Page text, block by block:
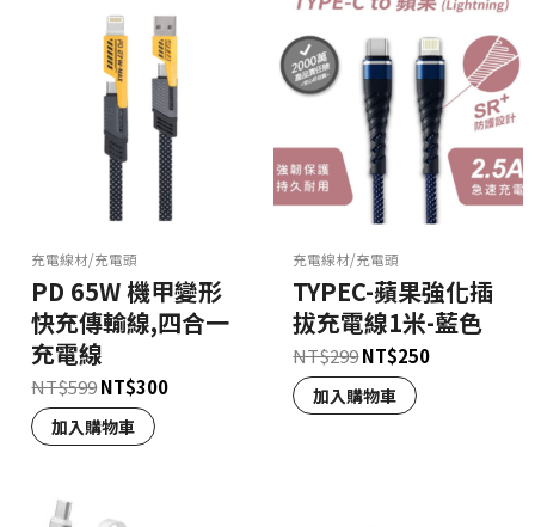
充電線材/充電頭
PD 65W 機甲變形
快充傳輸線,四合一
充電線
NT$599NT$300
加入購物車
充電線材/充電頭
TYPEC-蘋果強化插
拔充電線1米-藍色
NT$299NT$250
加入購物車